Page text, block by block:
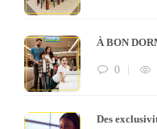
À BON
0
Des